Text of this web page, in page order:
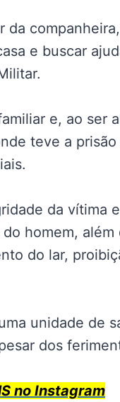
da
e buscar
e, ao ser
teve a
da vítima
homem, além
do lar,
unidade de
dos
no Instagram